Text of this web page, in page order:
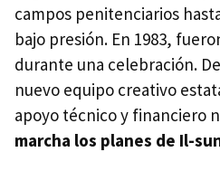
campos penitenciarios
bajo presión. En 1983,
durante una celebración.
nuevo equipo creativo
apoyo técnico y financiero
marcha los planes de Il-